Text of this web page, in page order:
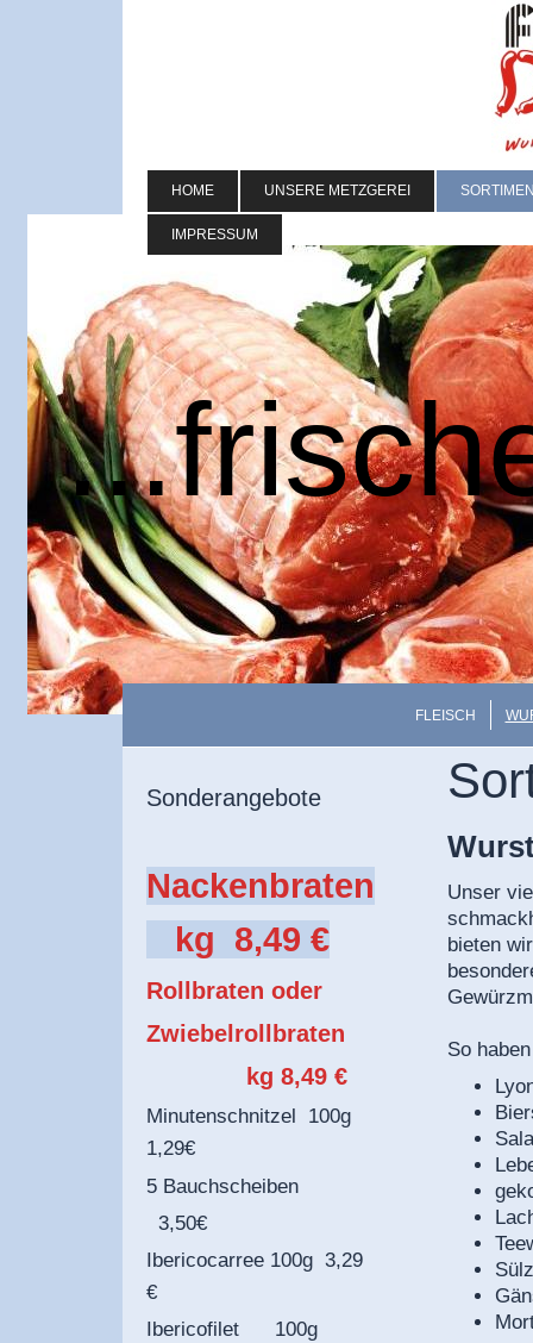
HOME UNSERE METZGEREI
IMPRESSUM
FLEISCH
Unser
bieten
So
Sonderangebote
Nackenbraten
kg 8,49 €
Rollbraten oder
Zwiebelrollbraten
kg 8,49 €
Minutenschnitzel 100g
1,29€
5 Bauchscheiben
3,50€
Ibericocarree 100g 3,29
€
Ibericofilet 100g